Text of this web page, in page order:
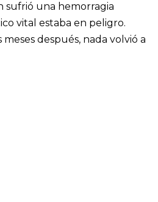
sufrió una hemorragia
vital estaba en peligro.
después, nada volvió a